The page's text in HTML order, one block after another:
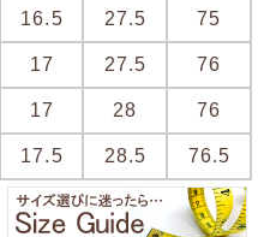
16.5 27.5 75
17 27.5 76
17 28 76
17.5 28.5 76.5